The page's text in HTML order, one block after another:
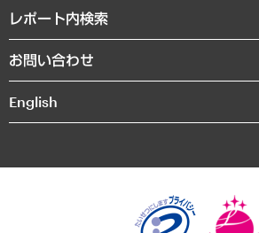
まちづくり・観光・交通・スポーツ・スマートシティ
自然資源・農林水産業・食料システム
沿革
組織図・本部部室紹介
インドネシア現地法人
個人情報保護方針
レポート内検索
お問い合わせ
English